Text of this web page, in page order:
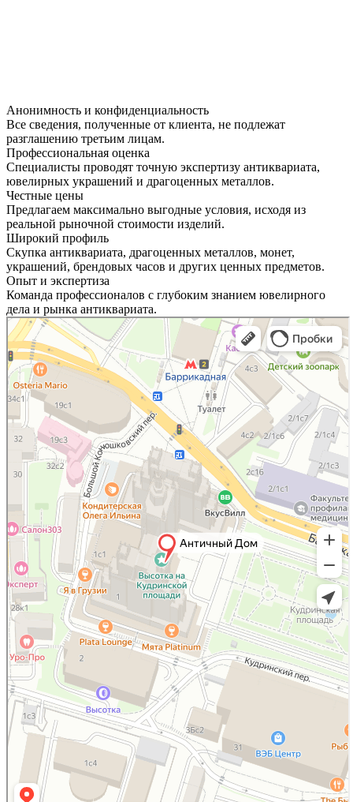
Анонимность и конфиденциальность
Все сведения, полученные от клиента, не подлежат
разглашению третьим лицам.
Профессиональная оценка
Специалисты проводят точную экспертизу антиквариата,
ювелирных украшений и драгоценных металлов.
Честные цены
Предлагаем максимально выгодные условия, исходя из
реальной рыночной стоимости изделий.
Широкий профиль
Скупка антиквариата, драгоценных металлов, монет,
украшений, брендовых часов и других ценных предметов.
Опыт и экспертиза
Команда профессионалов с глубоким знанием ювелирного
дела и рынка антиквариата.